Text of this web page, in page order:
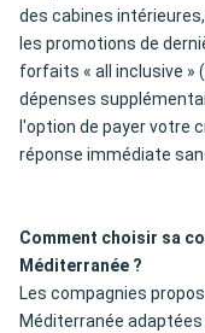
des cabines
les promotions de
forfaits « all inclusive »
dépenses
l'option de payer votre
réponse immédiate
Comment choisir sa
Méditerranée ?
Les compagnies
Méditerranée